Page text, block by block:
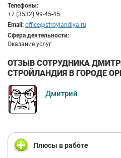
Телефоны:
+7 (3532) 99-45-45
Email: office@stroylandiya.ru
Сфера деятельности:
Оказание услуг
ОТЗЫВ СОТРУДНИКА
СТРОЙЛАНДИЯ В ГОРОДЕ
Дмитрий
Плюсы в работе